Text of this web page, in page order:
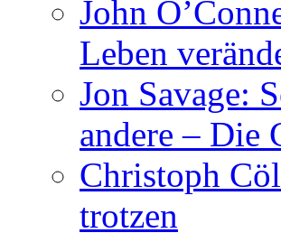
John
Leben
Jon Savage:
andere – Die
Christoph
trotzen